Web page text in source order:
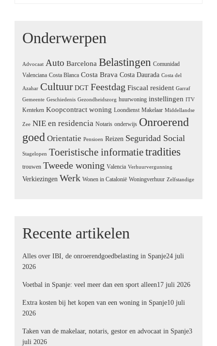
Onderwerpen
Advocaat Auto Barcelona Belastingen Comunidad
Valenciana Costa Blanca Costa Brava Costa Daurada Costa del
Azahar Cultuur DGT Feestdag Fiscaal resident Garraf
Gemeente Geschiedenis Gezondheidszorg huurwoning instellingen ITV
Kenteken Koopcontract woning Loondienst Makelaar Middellandse
Zee NIE en residencia Notaris onderwijs Onroerend
goed Orientatie Pensioen Reizen Seguridad Social
Stagelopen Toeristische informatietradities
trouwen Tweede woning Valencia Verhuurvergunning
Verkiezingen Werk Wonen in Catalonië Woningverhuur Zelfstandige
Recente artikelen
Alles over IBI, de onroerendgoedbelasting in Spanje24 juli
2026
Voetbal in Spanje: veel meer dan een sport alleen17 juli 2026
Extra kosten bij het kopen van een woning in Spanje10 juli
2026
Taken van de makelaar, notaris, gestor en advocaat in Spanje3
juli 2026